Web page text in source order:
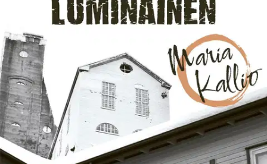
juurelta löytyy ruumis. Putosiko taiteilija Meritta Fjölt tornista vai
työnsikö joku hänet? Luminainen-kirjassa Nuuksiossa toimii naisten
terapiakeskus, johon miehiltä on pääsy kielletty.
Keskuksen johtaja
Elina Rosberg löytyy joulunvieton jälkeen metsästä kuolleena,
avojaloin ja pelkkä yöpaita päällään. Luminainen palkittiin Suomen
Dekkariseuran Vuoden Johtolanka -palkinnolla 1997. Suomen
suosituimpiin kirjailijoihin kuuluva Leena Lehtolainen tunnetaan
erityisesti Maria Kallio- ja Henkivartija-dekkarisarjoistaan. Hän on
kirjoittanut myös useita kaunokirjallisia romaaneja sekä
nuortenkirjoja. Lehtolaista on käännetty yli 30 kielelle, ja hänen
teoksistaan on tehty tv-, radio- ja näyttämösovituksia.
Näytä lisää tuotekuvausta